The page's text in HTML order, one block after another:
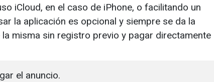
iCloud, en el caso de iPhone, o facilitando un
la aplicación es opcional y siempre se da la
misma sin registro previo y pagar directamente
el anuncio.